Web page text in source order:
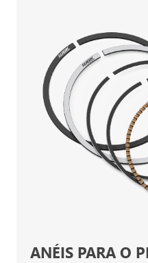
ANÉIS PARA O